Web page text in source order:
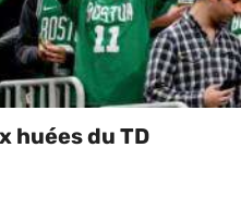
huées du TD